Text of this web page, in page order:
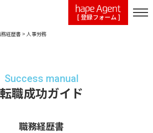
[ 登録フォーム ]
経歴書 > 人事労務
Success manual
転職成功ガイド
職務経歴書